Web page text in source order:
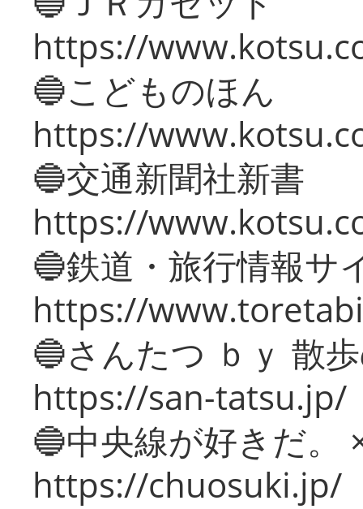
https://
🔵こどものほん
https://
🔵交通新聞社新書
https://
🔵鉄道・旅行情報サ
https://
🔵さんたつ ｂｙ 散
https://san-tatsu.jp/
🔵中央線が好きだ。
https://chuosuki.jp/